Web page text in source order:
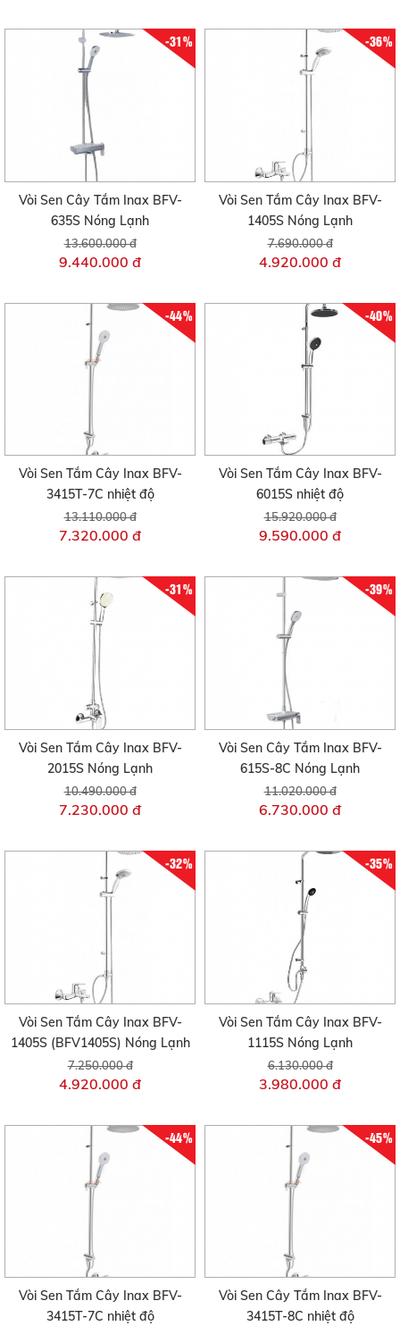
-31%
Vòi Sen Cây Tắm Inax BFV-
635S Nóng Lạnh
13.600.000 đ
9.440.000 đ
-36%
Vòi Sen Tắm Cây Inax BFV-
1405S Nóng Lạnh
7.690.000 đ
4.920.000 đ
-44%
Vòi Sen Tắm Cây Inax BFV-
3415T-7C nhiệt độ
13.110.000 đ
7.320.000 đ
-40%
Vòi Sen Tắm Cây Inax BFV-
6015S nhiệt độ
15.920.000 đ
9.590.000 đ
-31%
Vòi Sen Tắm Cây Inax BFV-
2015S Nóng Lạnh
10.490.000 đ
7.230.000 đ
-39%
Vòi Sen Cây Tắm Inax BFV-
615S-8C Nóng Lạnh
11.020.000 đ
6.730.000 đ
-32%
Vòi Sen Tắm Cây Inax BFV-
1405S (BFV1405S) Nóng Lạnh
7.250.000 đ
4.920.000 đ
-35%
Vòi Sen Tắm Cây Inax BFV-
1115S Nóng Lạnh
6.130.000 đ
3.980.000 đ
-44%
Vòi Sen Tắm Cây Inax BFV-
3415T-7C nhiệt độ
-45%
Vòi Sen Cây Tắm Inax BFV-
3415T-8C nhiệt độ